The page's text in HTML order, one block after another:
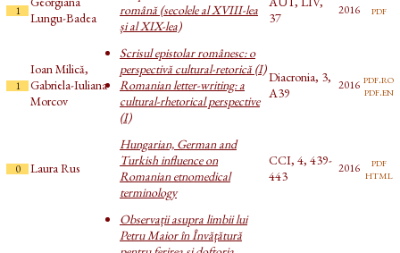
1
Lungu-Badea
română (secolele al XVIII-lea
și al XIX-lea)
37
2016 pdf
1
Ioan Milică,
Gabriela-Iuliana
Morcov
Scrisul epistolar românesc: o
perspectivă cultural-retorică (I)
Romanian letter-writing: a
cultural-rhetorical perspective
(I)
Diacronia, 3,
A39
2016 pdf.ro
pdf.en
0 Laura Rus
Hungarian, German and
Turkish influence on
Romanian etnomedical
terminology
CCI, 4, 439-
443
2016 pdf
html
Observații asupra limbii lui
Petru Maior în Învățătură